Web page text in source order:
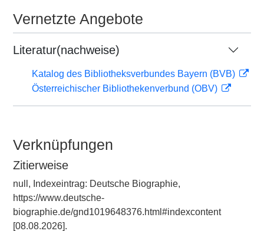
Vernetzte Angebote
Literatur(nachweise)
Katalog des Bibliotheksverbundes Bayern (BVB)
Österreichischer Bibliothekenverbund (OBV)
Verknüpfungen
Zitierweise
null, Indexeintrag: Deutsche Biographie,
https://www.deutsche-
biographie.de/gnd1019648376.html#indexcontent
[08.08.2026].